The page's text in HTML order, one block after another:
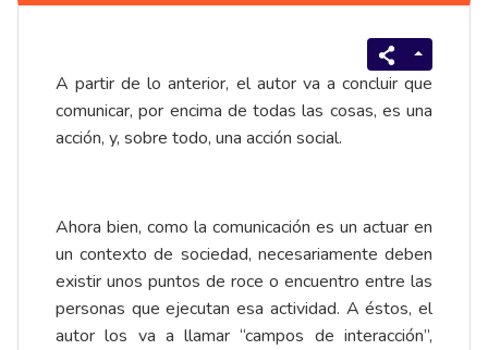
A partir de lo anterior, el autor va a concluir que
comunicar, por encima de todas las cosas, es una
acción, y, sobre todo, una acción social.
Ahora bien, como la comunicación es un actuar en
un contexto de sociedad, necesariamente deben
existir unos puntos de roce o encuentro entre las
personas que ejecutan esa actividad. A éstos, el
autor los va a llamar “campos de interacción”,